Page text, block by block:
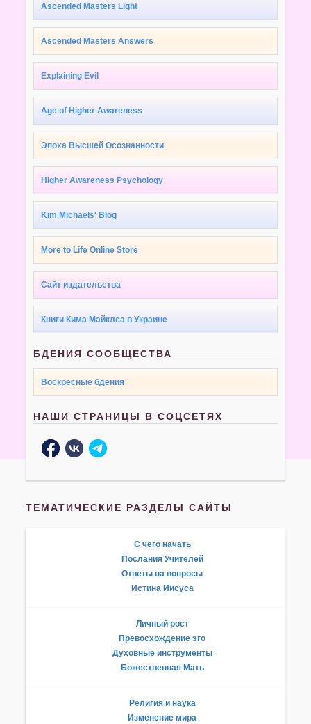
Ascended Masters Light
Ascended Masters Answers
Explaining Evil
Age of Higher Awareness
Эпоха Высшей Осознанности
Higher Awareness Psychology
Kim Michaels' Blog
More to Life Online Store
Сайт издательства
Книги Кима Майклса в Украине
БДЕНИЯ СООБЩЕСТВА
Воскресные бдения
НАШИ СТРАНИЦЫ В СОЦСЕТЯХ
ТЕМАТИЧЕСКИЕ РАЗДЕЛЫ САЙТЫ
С чего начать
Послания Учителей
Ответы на вопросы
Истина Иисуса
Личный рост
Превосхождение эго
Духовные инструменты
Божественная Мать
Религия и наука
Изменение мира